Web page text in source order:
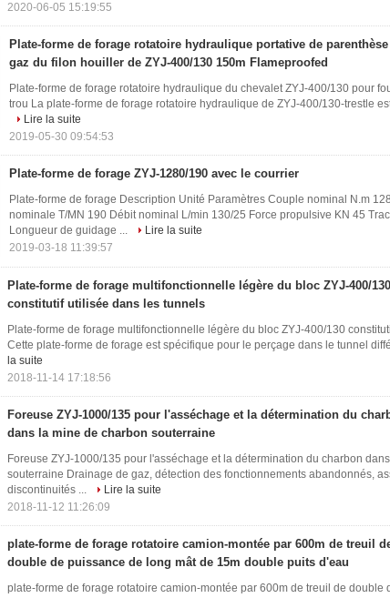
2020-06-05 15:19:55
Plate-forme de forage rotatoire hydraulique portative de
gaz du filon houiller de ZYJ-400/130 150m Flameproofed
Plate-forme de forage rotatoire hydraulique du chevalet ZYJ-400/130 pour
trou La plate-forme de forage rotatoire hydraulique de ZYJ-400/130-trestle
Lire la suite
2019-05-30 09:54:53
Plate-forme de forage ZYJ-1280/190 avec le courrier
Plate-forme de forage Description Unité Paramètres Couple nominal N.m
nominale T/MN 190 Débit nominal L/min 130/25 Force propulsive KN 45
Longueur de guidage ...
Lire la suite
2019-03-18 11:39:57
Plate-forme de forage multifonctionnelle légère du bloc ZYJ-400/130
constitutif utilisée dans les tunnels
Plate-forme de forage multifonctionnelle légère du bloc ZYJ-400/130
Cette plate-forme de forage est spécifique pour le perçage dans le tunnel
la suite
2018-11-14 17:18:56
Foreuse ZYJ-1000/135 pour l'asséchage et la détermination du
dans la mine de charbon souterraine
Foreuse ZYJ-1000/135 pour l'asséchage et la détermination du charbon
souterraine Drainage de gaz, détection des fonctionnements abandonnés,
discontinuités ...
Lire la suite
2018-11-12 11:26:09
plate-forme de forage rotatoire camion-montée par 600m de treuil
double de puissance de long mât de 15m double puits d'eau
plate-forme de forage rotatoire camion-montée par 600m de treuil de double